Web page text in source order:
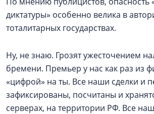
диктатуры» особенно велика в
тоталитарных государствах.
Ну, не знаю. Грозят ужесточением
бремени. Премьер у нас как раз из
«цифрой» на ты. Все наши сделки и
зафиксированы, посчитаны и
серверах, на территории РФ. Все